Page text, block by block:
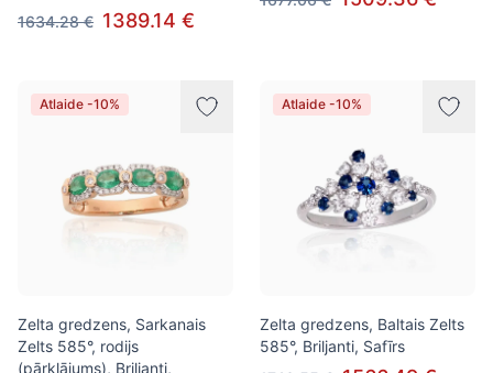
1634.28 € 1389.14 €
Atlaide -10%
Zelta gredzens, Sarkanais
Zelts 585°, rodijs
(pārklājums), Briljanti,
Atlaide -10%
Zelta gredzens, Baltais Zelts
585°, Briljanti, Safīrs